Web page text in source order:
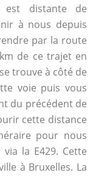
est distante de
à nous depuis
par la route
de ce trajet en
trouve à côté de
voie puis vous
du précédent de
cette distance
pour nous
la E429. Cette
à Bruxelles. La